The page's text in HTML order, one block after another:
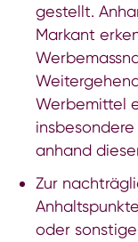
gestellt.
Markant
Werbemittel
anhand
Zur
oder